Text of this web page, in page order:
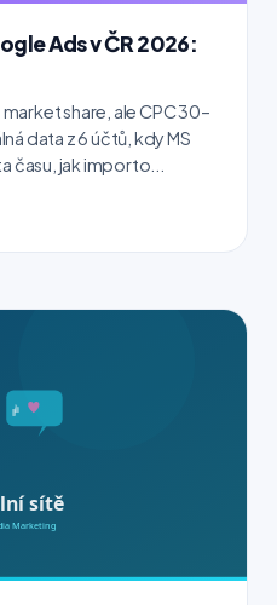
Ads v ČR 2026:
share, ale CPC 30–
data z 6 účtů, kdy MS
času, jak importo...